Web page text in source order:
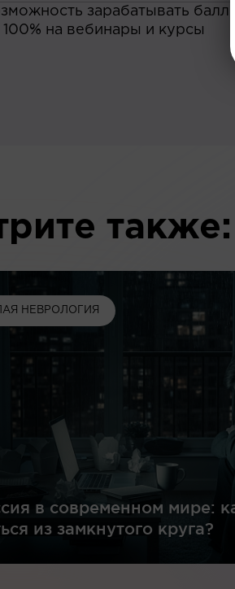
зарабатывать
100% на вебинары и курсы
также:
НЕВРОЛОГИЯ
в современном мире:
из замкнутого круга?